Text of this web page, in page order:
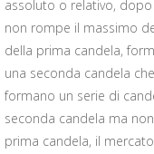
assoluto o relativo,
non rompe il massimo
della prima candela,
una seconda candela
formano un serie di
seconda candela ma
prima candela, il